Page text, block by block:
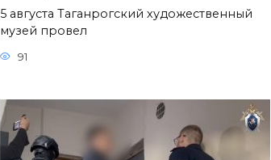
5 августа Таганрогский художественный
музей провел
91